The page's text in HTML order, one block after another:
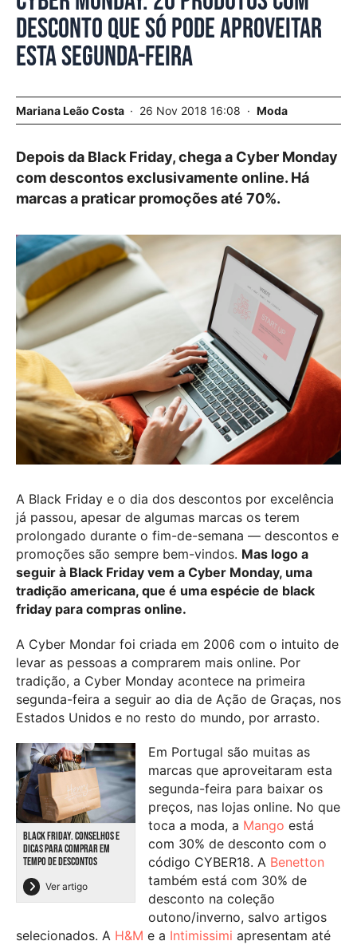
desconto que só pode aproveitar
esta segunda-feira
Mariana Leão Costa 26 Nov 2018 16:08 Moda
Depois da Black Friday, chega a Cyber Monday
com descontos exclusivamente online. Há
marcas a praticar promoções até 70%.
A Black Friday e o dia dos descontos por excelência
já passou, apesar de algumas marcas os terem
prolongado durante o fim-de-semana — descontos e
promoções são sempre bem-vindos. Mas logo a
seguir à Black Friday vem a Cyber Monday, uma
tradição americana, que é uma espécie de black
friday para compras online.
A Cyber Mondar foi criada em 2006 com o intuito de
levar as pessoas a comprarem mais online. Por
tradição, a Cyber Monday acontece na primeira
segunda-feira a seguir ao dia de Ação de Graças, nos
Estados Unidos e no resto do mundo, por arrasto.
BLACK FRIDAY. CONSELHOS E
DICAS PARA COMPRAR EM
TEMPO DE DESCONTOS
Ver artigo
Em Portugal são muitas as
marcas que aproveitaram esta
segunda-feira para baixar os
preços, nas lojas online. No que
toca a moda, a Mango está
com 30% de desconto com o
código CYBER18. A Benetton
também está com 30% de
desconto na coleção
outono/inverno, salvo artigos
selecionados. A H&M e a Intimissimi apresentam até